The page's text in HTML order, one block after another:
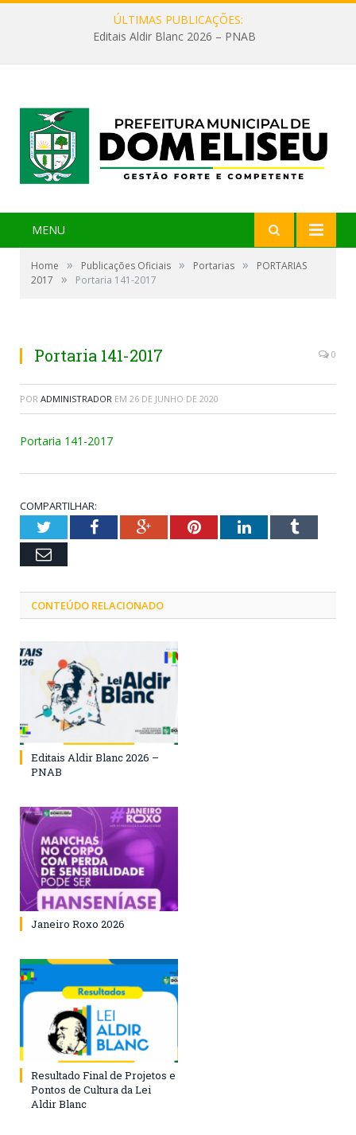
ÚLTIMAS PUBLICAÇÕES:
Editais Aldir Blanc 2026 – PNAB
MENU
Home » Publicações Oficiais » Portarias »
PORTARIAS
2017
» Portaria 141-2017
Portaria 141-2017 0
POR ADMINISTRADOR EM 26 DE JUNHO DE 2020
Portaria 141-2017
COMPARTILHAR:
TwitterFacebookGoogle+PinterestLinkedInTumblr
Email
CONTEÚDO RELACIONADO
Editais Aldir Blanc 2026 –
PNAB
Janeiro Roxo 2026
Resultado Final de Projetos e
Pontos de Cultura da Lei
Aldir Blanc